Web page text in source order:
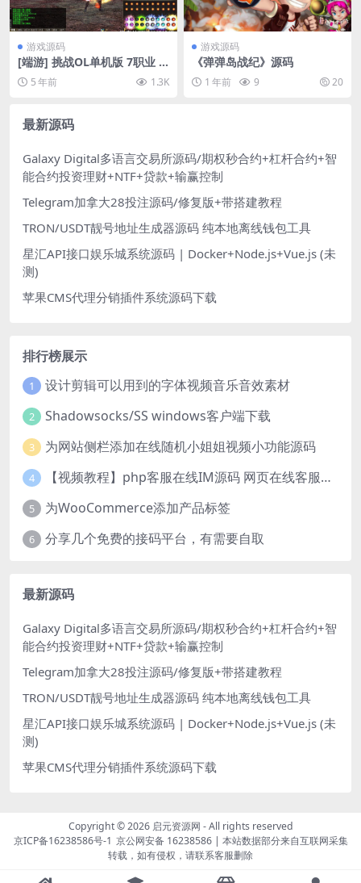
游戏源码
[端游] 挑战OL单机版 7职业 9
职业（已破解）
5 年前 1.3K
游戏源码
《弹弹岛战纪》源码
1 年前 9 20
最新源码
Galaxy Digital多语言交易所源码/期权秒合约+杠杆合约+智
能合约投资理财+NTF+贷款+输赢控制
Telegram加拿大28投注源码/修复版+带搭建教程
TRON/USDT靓号地址生成器源码 纯本地离线钱包工具
星汇API接口娱乐城系统源码 | Docker+Node.js+Vue.js (未
测)
苹果CMS代理分销插件系统源码下载
排行榜展示
1 设计剪辑可以用到的字体视频音乐音效素材
2 Shadowsocks/SS windows客户端下载
3 为网站侧栏添加在线随机小姐姐视频小功能源码
4 【视频教程】php客服在线IM源码 网页在线客服软件代码
5 为WooCommerce添加产品标签
6 分享几个免费的接码平台，有需要自取
最新源码
Galaxy Digital多语言交易所源码/期权秒合约+杠杆合约+智
能合约投资理财+NTF+贷款+输赢控制
Telegram加拿大28投注源码/修复版+带搭建教程
TRON/USDT靓号地址生成器源码 纯本地离线钱包工具
星汇API接口娱乐城系统源码 | Docker+Node.js+Vue.js (未
测)
苹果CMS代理分销插件系统源码下载
Copyright © 2026 启元资源网 - All rights reserved
京ICP备16238586号-1 京公网安备 16238586| 本站数据部分来自互联网采集
转载，如有侵权，请联系客服删除